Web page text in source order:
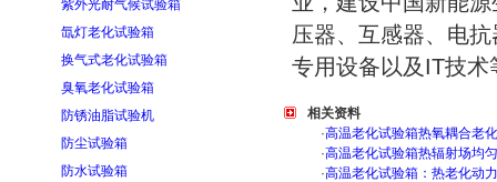
紫外光耐气候试验箱
氙灯老化试验箱
换气式老化试验箱
臭氧老化试验箱
防锈油脂试验机
防尘试验箱
防水试验箱
压器、互感器、电
专用设备以及IT技
相关资料
·高温老化试验箱热氧耦合老
·高温老化试验箱热辐射场均
·高温老化试验箱：热老化动